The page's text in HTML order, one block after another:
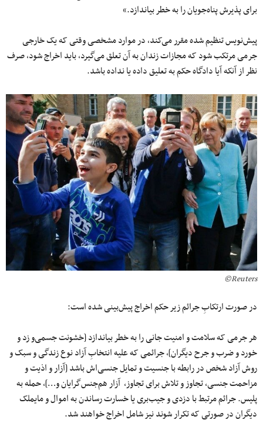
برای پذیرش پناه‌جویان را به خطر بیاندازد.»
پیش‌نویس تنظیم شده مقرر می‌کند، در موارد مشخصی وقتی که یک خارجی
جرمی‌ مرتکب شود که مجازات زندان به آن تعلق می‌گیرد، باید اخراج شود، صرف
نظر از آنکه آیا دادگاه حکم به تعلیق داده یا نداده باشد.
Reuters©
در صورت ارتکابِ جرائم زیر حکم اخراج پیش‌بینی شده است:
هر جرمی ‌که سلامت و امنیت جانی را به خطر بیاندازد [خشونت جسمی‌و زد و
خورد و ضرب و جرح دیگران]، جرائمی‌ که علیه انتخابِ آزاد نوع زندگی و سبک و
روش آزاد شخص در رابطه با جنسیت و تمایل جنسی‌اش باشد [آزار و اذیت و
مزاحمت جنسی، تجاوز و تلاش برای تجاوز، آزار هم‌جنس‌گرایان و…]، حمله به
پلیس. جرائم مرتبط با دزدی و جیب‌بری یا خسارت رساندن به اموال و مایملک
دیگران در صورتی که تکرار شوند نیز شامل اخراج خواهند شد.